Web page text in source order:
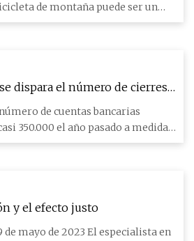
de montaña puede ser un
dispara el número de cierres
de cuentas bancarias
350.000 el año pasado a medida
y el efecto justo